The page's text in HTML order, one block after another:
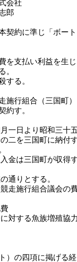
会社
郎
約に準じ「ボー
支払い利益を生
。
する。
行組合（三国町
約す。
一日より昭和三十
二を三国町に納付
金は三国町が収得
通りとする。
走施行組合議会の
対する魚族増殖協
）の四項に掲げる